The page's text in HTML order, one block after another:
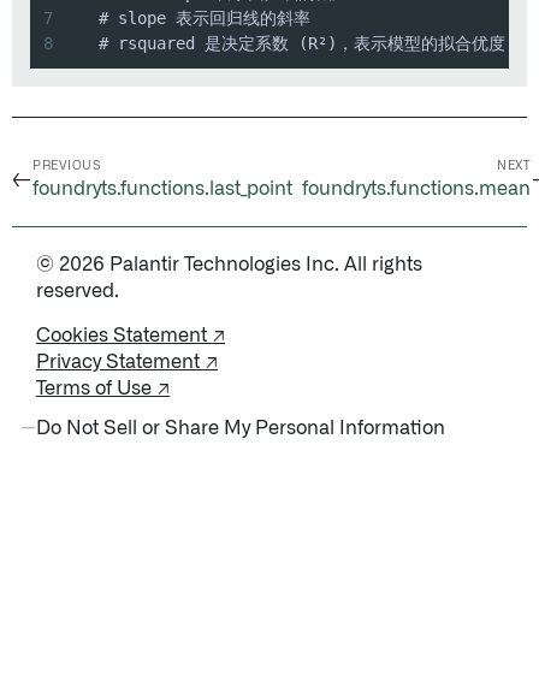
7
   # slope 表示回归线的斜率
8
   # rsquared 是决定系数 (R²)，表示模型的拟合优度
←
PREVIOUS
foundryts.functions.last_point
NEXT
foundryts.functions.mean
© 2026 Palantir Technologies Inc. All rights
reserved.
Cookies Statement ↗
Privacy Statement ↗
Terms of Use ↗
Do Not Sell or Share My Personal Information